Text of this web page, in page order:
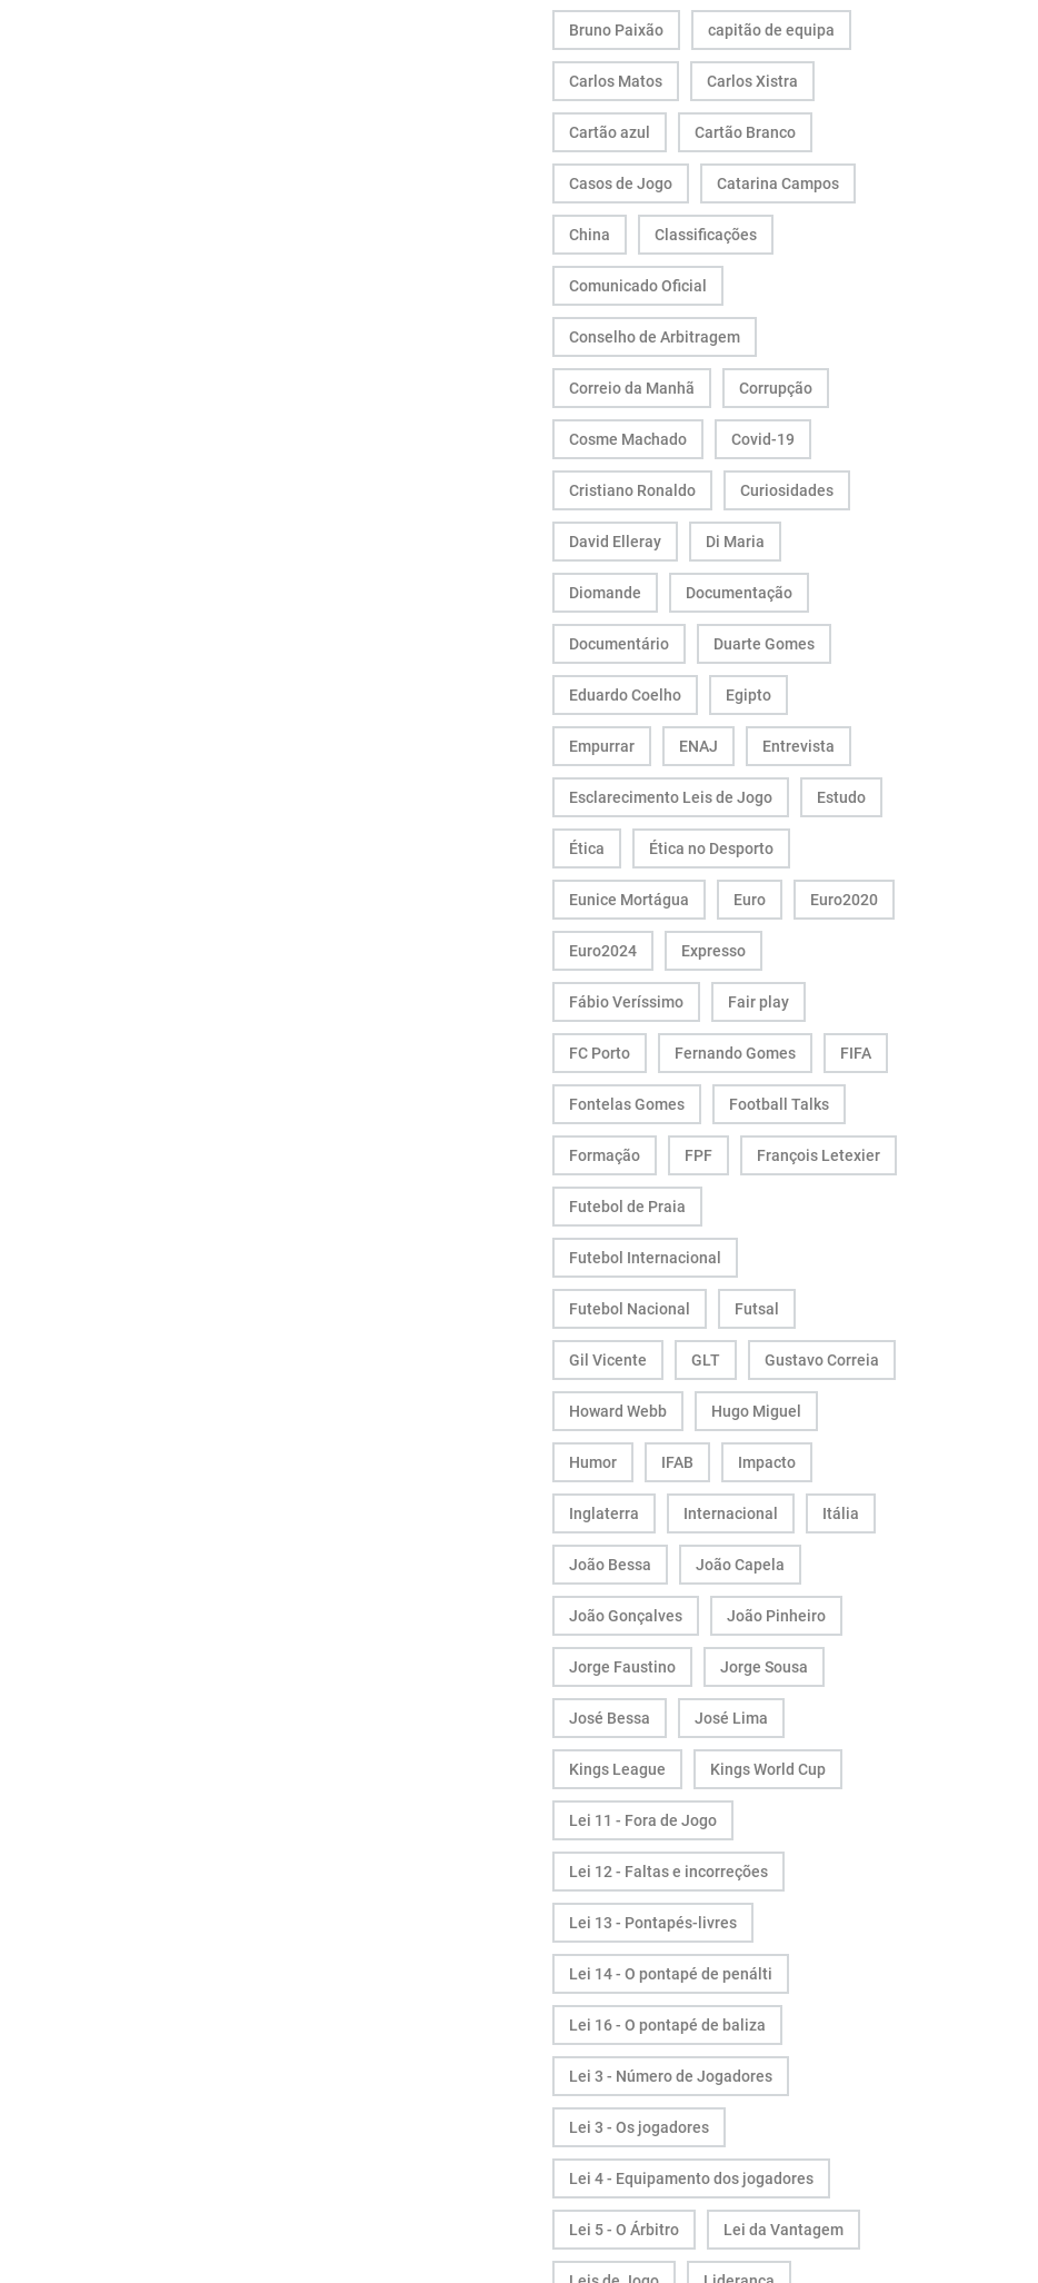
Bruno Paixão capitão de equipa
Carlos Matos Carlos Xistra
Cartão azul Cartão Branco
Casos de Jogo Catarina Campos
China Classificações
Comunicado Oficial
Conselho de Arbitragem
Correio da Manhã Corrupção
Cosme Machado Covid-19
Cristiano Ronaldo Curiosidades
David Elleray Di Maria
Diomande Documentação
Documentário Duarte Gomes
Eduardo Coelho Egipto
Empurrar ENAJ Entrevista
Esclarecimento Leis de Jogo Estudo
Ética Ética no Desporto
Eunice Mortágua Euro Euro2020
Euro2024 Expresso
Fábio Veríssimo Fair play
FC Porto Fernando Gomes FIFA
Fontelas Gomes Football Talks
Formação FPF François Letexier
Futebol de Praia
Futebol Internacional
Futebol Nacional Futsal
Gil Vicente GLT Gustavo Correia
Howard Webb Hugo Miguel
Humor IFAB Impacto
Inglaterra Internacional Itália
João Bessa João Capela
João Gonçalves João Pinheiro
Jorge Faustino Jorge Sousa
José Bessa José Lima
Kings League Kings World Cup
Lei 11 - Fora de Jogo
Lei 12 - Faltas e incorreções
Lei 13 - Pontapés-livres
Lei 14 - O pontapé de penálti
Lei 16 - O pontapé de baliza
Lei 3 - Número de Jogadores
Lei 3 - Os jogadores
Lei 4 - Equipamento dos jogadores
Lei 5 - O Árbitro Lei da Vantagem